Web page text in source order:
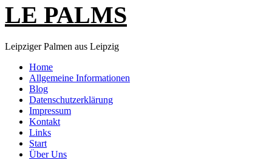
LE PALMS
Leipziger Palmen aus Leipzig
Home
Allgemeine Informationen
Blog
Datenschutzerklärung
Impressum
Kontakt
Links
Start
Über Uns